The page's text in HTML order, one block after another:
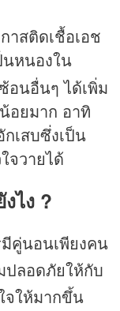
าสติดเชื้อเอช
นหนองใน
อนอื่นๆ ได้เพิ่ม
อยมาก อาทิ
เสบซึ่งเป็น
จวายได้
ไง ?
คู่นอนเพียงคน
ปลอดภัยให้กับ
จให้มากขึ้น